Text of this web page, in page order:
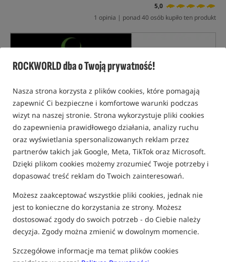
ROCKWORLD dba o Twoją prywatność!
Nasza strona korzysta z plików cookies, które pomagają
zapewnić Ci bezpieczne i komfortowe warunki podczas
wizyt na naszej stronie. Strona wykorzystuje pliki cookies
do zapewnienia prawidłowego działania, analizy ruchu
oraz wyświetlania spersonalizowanych reklam przez
partnerów takich jak Google, Meta, TikTok oraz Microsoft.
Dzięki plikom cookies możemy zrozumieć Twoje potrzeby i
dopasować treść reklam do Twoich zainteresowań.
Możesz zaakceptować wszystkie pliki cookies, jednak nie
jest to konieczne do korzystania ze strony. Możesz
dostosować zgody do swoich potrzeb - do Ciebie należy
decyzja. Zgody można zmienić w dowolnym momencie.
Szczegółowe informacje ma temat plików cookies
5,0
1 opinia | ponad 40 osób kupiło ten produkt
tylko produkty na"naszym magazynie"
(część opcji mogła zostać ukryta przez wybrany sposób filtrowania)